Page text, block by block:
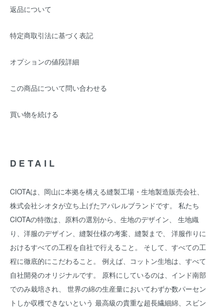
返品について
特定商取引法に基づく表記
オプションの値段詳細
この商品について問い合わせる
買い物を続ける
DETAIL
CIOTAは、岡山に本拠を構える縫製工場・生地製造販売会社、
株式会社シオタが立ち上げたアパレルブランドです。 私たち
CIOTAの特徴は、原料の選別から、生地のデザイン、 生地織
り、洋服のデザイン、縫製仕様の考案、縫製まで、 洋服作りに
おけるすべての工程を自社で行えること。 そして、すべての工
程に徹底的にこだわること。 例えば、コットン生地は、すべて
自社開発のオリジナルです。 原料にしているのは、インド南部
でのみ栽培され、 世界の綿の生産量においてわずか数パーセン
トしか収穫できないという 最高級の貴重な超長繊細綿、スビン